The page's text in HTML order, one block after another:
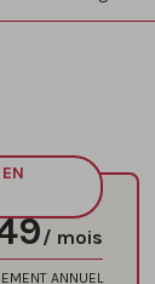
/ mois
ANNUEL